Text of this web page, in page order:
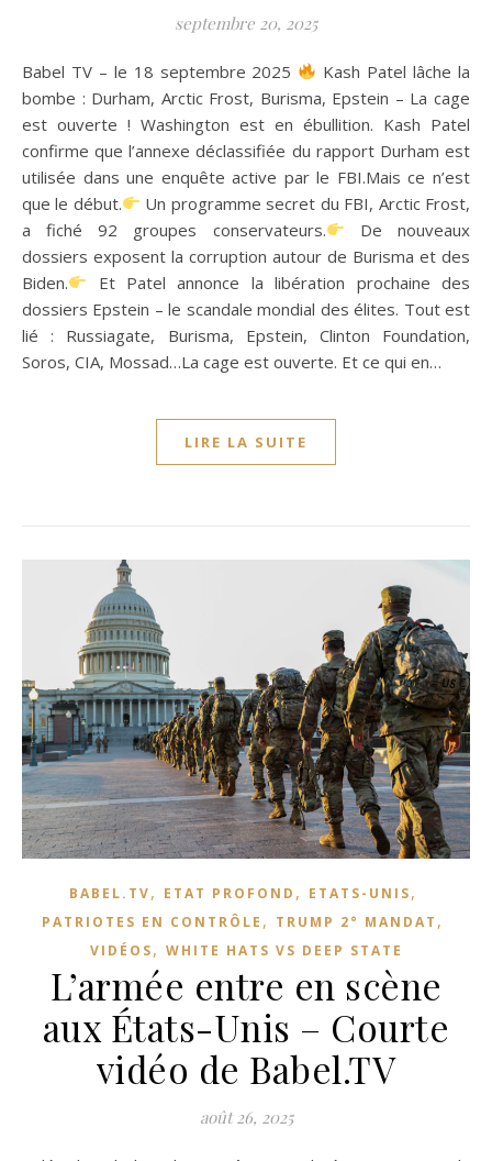
septembre 20, 2025
Babel TV – le 18 septembre 2025
Kash Patel lâche la
bombe : Durham, Arctic Frost, Burisma, Epstein – La cage
est ouverte ! Washington est en ébullition. Kash Patel
confirme que l’annexe déclassifiée du rapport Durham est
utilisée dans une enquête active par le FBI.Mais ce n’est
que le début.
Un programme secret du FBI, Arctic Frost,
a fiché 92 groupes conservateurs.
De nouveaux
dossiers exposent la corruption autour de Burisma et des
Biden.
Et Patel annonce la libération prochaine des
dossiers Epstein – le scandale mondial des élites. Tout est
lié : Russiagate, Burisma, Epstein, Clinton Foundation,
Soros, CIA, Mossad…La cage est ouverte. Et ce qui en…
LIRE LA SUITE
BABEL.TV, ETAT PROFOND , ETATS-UNIS,
PATRIOTES EN CONTRÔLE , TRUMP 2° MANDAT ,
VIDÉOS, WHITE HATS VS DEEP STATE
L’armée entre en scène
aux États-Unis – Courte
vidéo de Babel.TV
août 26, 2025